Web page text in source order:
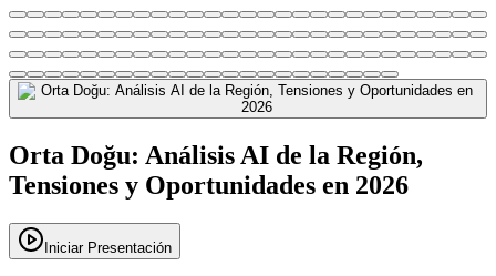
Orta Doğu: Análisis AI de la Región,
Tensiones y Oportunidades en 2026
Iniciar Presentación